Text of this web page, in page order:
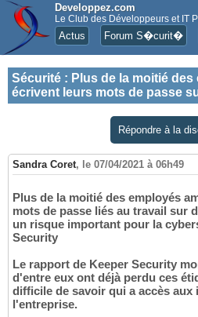
Developpez.com
Le Club des Développeurs et IT
Actus Forum S�curit�
Sécurité : Plus de la moitié
écrivent leurs mots de passe
Répondre à la
Sandra Coret, le 07/04/2021 à 06h49
Plus de la moitié des employés
mots de passe liés au travail sur
un risque important pour la
Security
Le rapport de Keeper Security
d'entre eux ont déjà perdu ces
difficile de savoir qui a accès
l'entreprise.